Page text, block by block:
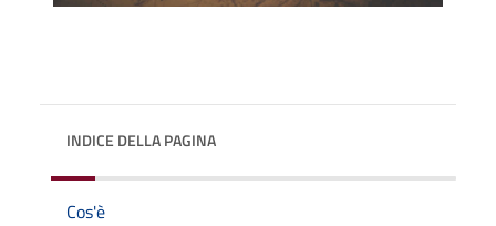
INDICE DELLA PAGINA
Cos'è